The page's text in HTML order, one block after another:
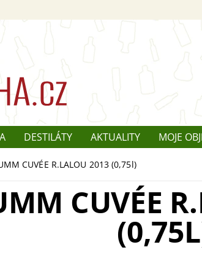
DESTILÁTY AKTUALITY MOJE
CUVÉE R.LALOU 2013 (0,75l)
CUVÉE